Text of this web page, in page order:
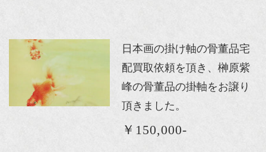
日本画の掛け軸の骨董品宅
配買取依頼を頂き、榊原紫
峰の骨董品の掛軸をお譲り
頂きました。
￥150,000-